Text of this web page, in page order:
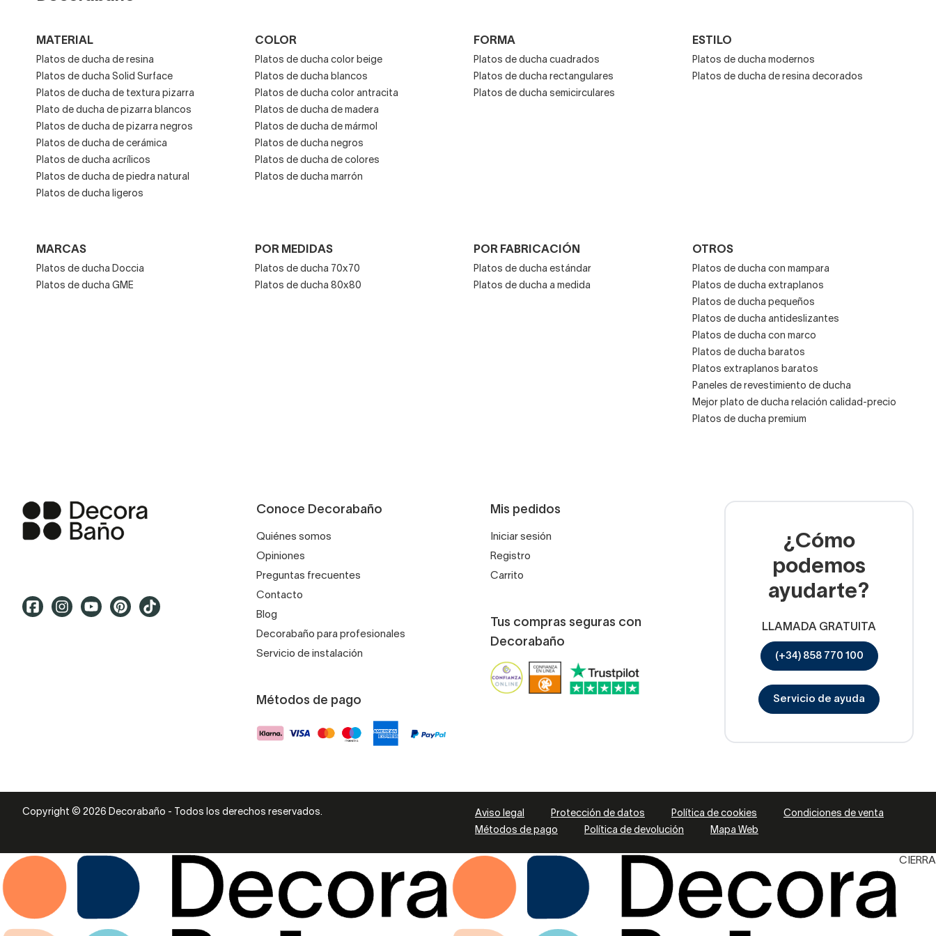
Son más fríos al tacto que otros materiales de fabricación de nueva generación.
Son platos de ducha menos accesibles porque suelen tener bordes y mayor altura.
Aunque es difícil que se rompan, en caso de que ocurra, hay que sustituirlos porque no pueden repararse. No
obstante, dado lo económicos que son, no será demasiado costoso.
MATERIAL
Platos de ducha de resina
Platos de ducha Solid Surface
Platos de ducha de textura pizarra
Plato de ducha de pizarra blancos
Platos de ducha de pizarra negros
Platos de ducha de cerámica
Platos de ducha acrílicos
Platos de ducha de piedra natural
Platos de ducha ligeros
COLOR
Platos de ducha color beige
Platos de ducha blancos
Platos de ducha color antracita
Platos de ducha de madera
Platos de ducha de mármol
Platos de ducha negros
Platos de ducha de colores
Platos de ducha marrón
FORMA
Platos de ducha cuadrados
Platos de ducha rectangulares
Platos de ducha semicirculares
ESTILO
Platos de ducha modernos
Platos de ducha de resina decorados
MARCAS
Platos de ducha Doccia
Platos de ducha GME
POR MEDIDAS
Platos de ducha 70x70
Platos de ducha 80x80​
POR FABRICACIÓN
Platos de ducha estándar
Platos de ducha a medida
OTROS
Platos de ducha con mampara
Platos de ducha extraplanos
Platos de ducha pequeños
Platos de ducha antideslizantes
Platos de ducha con marco
Platos de ducha baratos
Platos extraplanos baratos
Paneles de revestimiento de ducha
Mejor plato de ducha relación calidad-precio
Platos de ducha premium
Conoce Decorabaño
Quiénes somos
Opiniones
Preguntas frecuentes
Contacto
Blog
Decorabaño para profesionales
Servicio de instalación
Métodos de pago
Mis pedidos
Iniciar sesión
Registro
Carrito
Tus compras seguras con
Decorabaño
¿Cómo
podemos
ayudarte?
LLAMADA GRATUITA
(+34) 858 770 100
Servicio de ayuda
Copyright © 2026 Decorabaño - Todos los derechos reservados. Aviso legal Protección de datos Política de cookies
Condiciones de venta
Métodos de pago
Política de devolución Mapa Web
CIERRA